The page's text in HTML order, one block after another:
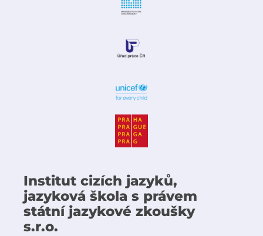
Institut cizích jazyků,
jazyková škola s právem
státní jazykové zkoušky
s.r.o.